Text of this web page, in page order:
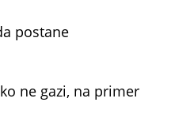
postane
ne gazi, na primer